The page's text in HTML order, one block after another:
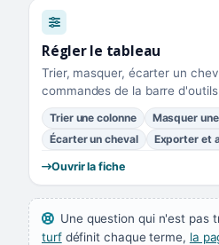
Régler le tableau
Trier, masquer, écarter un
commandes de la barre
Trier une colonne
Masquer
Écarter un cheval
Exporter et
Ouvrir la fiche
Une question qui n'est pas
turfdéfinit chaque terme, la